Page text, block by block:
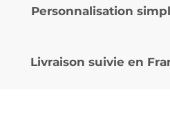
Personnalisation
Livraison suivie en